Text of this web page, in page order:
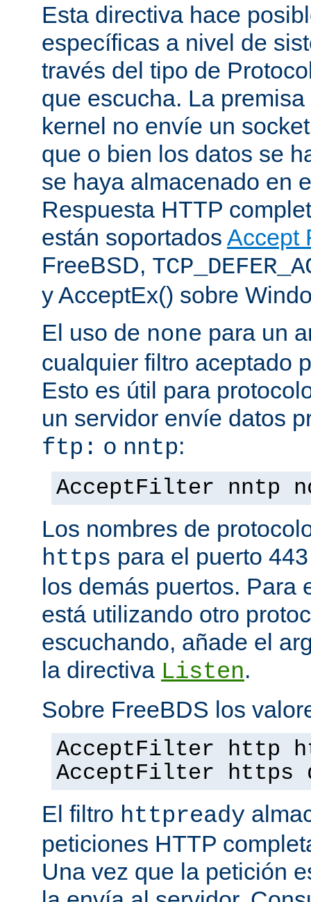
Esta directiva hace
específicas a nivel de
través del tipo de
que escucha. La
kernel no envíe un
que o bien los datos se
se haya almacenado en
Respuesta HTTP
están soportados Accept
FreeBSD,
y AcceptEx() sobre
El uso de none para un
cualquier filtro aceptado
Esto es útil para
un servidor envíe datos
ftp: o nntp:
AcceptFilter nntp
Los nombres de
https para el puerto
los demás puertos. Para
está utilizando otro
escuchando, añade el
la directiva Listen.
Sobre FreeBDS los
AcceptFilter http
AcceptFilter https
El filtro httpready
peticiones HTTP
Una vez que la petición